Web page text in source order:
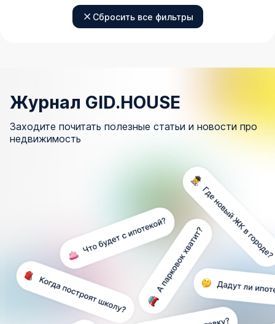
Сбросить все фильтры
Журнал GID.HOUSE
Заходите почитать полезные статьи и новости про
недвижимость